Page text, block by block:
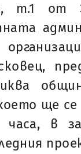
т.1 от
ще се
часа, в